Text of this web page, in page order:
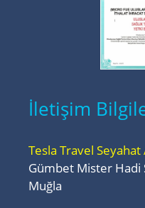
İletişim
Tesla Travel
Gümbet Mister Hadi
Muğla